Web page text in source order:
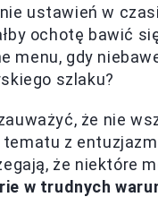
ustawień w
ochotę bawić
menu, gdy
szlaku?
że nie
tematu z
że niektóre
w trudnych